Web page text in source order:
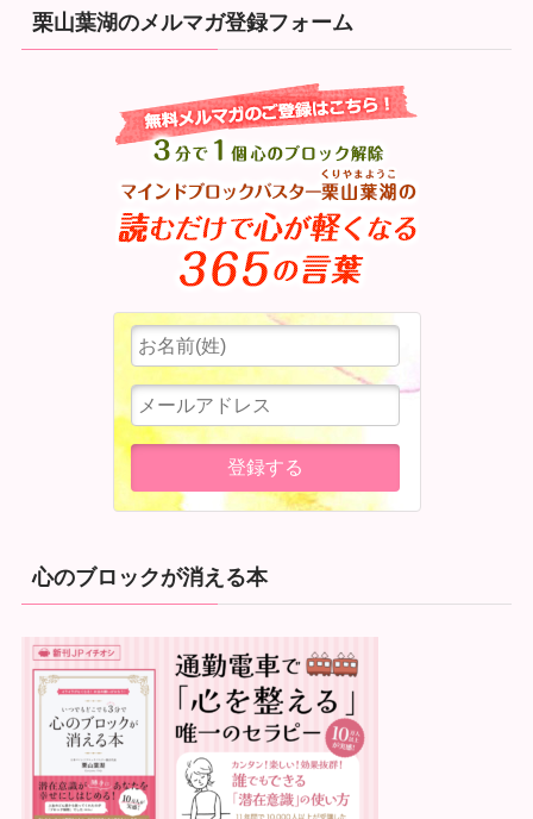
栗山葉湖のメルマガ登録フォーム
心のブロックが消える本